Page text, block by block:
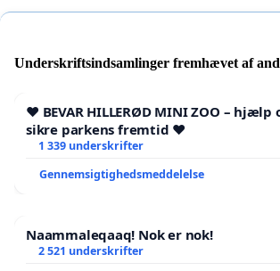
Underskriftsindsamlinger fremhævet af
❤️ BEVAR HILLERØD MINI ZOO – hjælp
sikre parkens fremtid ❤️
1 339 underskrifter
Gennemsigtighedsmeddelelse
Naammaleqaaq! Nok er nok!
2 521 underskrifter